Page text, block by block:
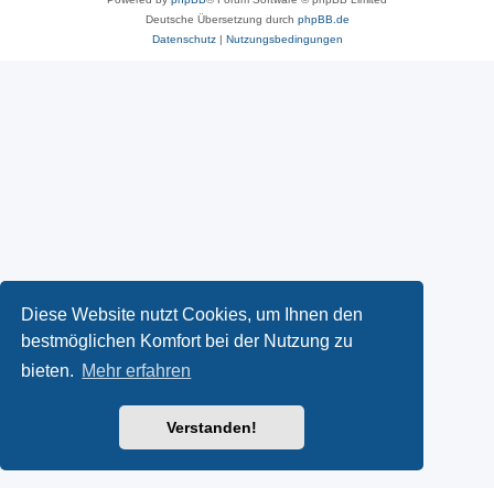
Diese Website nutzt Cookies, um Ihnen den
bestmöglichen Komfort bei der Nutzung zu
bieten. Mehr erfahren
Verstanden!
Deutsche Übersetzung durch phpBB.de
Datenschutz| Nutzungsbedingungen